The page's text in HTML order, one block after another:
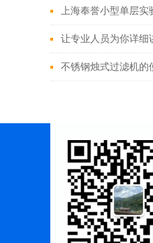
气净化中的作用
上海奉誉小型单层实
用说明
让专业人员为你详细
冲洗过滤器的工作流
不锈钢烛式过滤机的